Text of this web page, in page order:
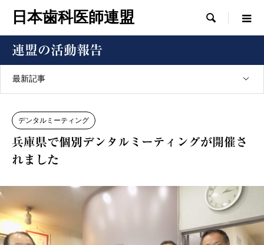
日本歯科医師連盟 
連盟の活動報告
最新記事
デンタルミーティング
兵庫県で個別デンタルミーティングが開催さ
れました